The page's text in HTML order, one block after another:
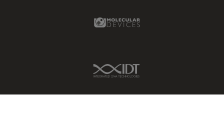
Molecular Devices Link
IDT Link